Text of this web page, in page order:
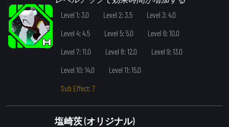
Level 1: 3.0
Level 2: 3.5
Level 3: 4.0
Level 4: 4.5
Level 5: 5.0
Level 6: 10.0
Level 7: 11.0
Level 8: 12.0
Level 9: 13.0
Level 10: 14.0
Level 11: 15.0
Sub Effect: 7
塩崎茨 (オリジナル)